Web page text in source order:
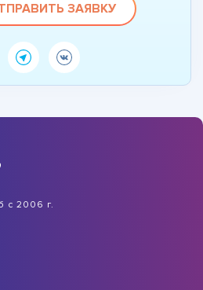
ЗАЯВКУ
с 2006 г.